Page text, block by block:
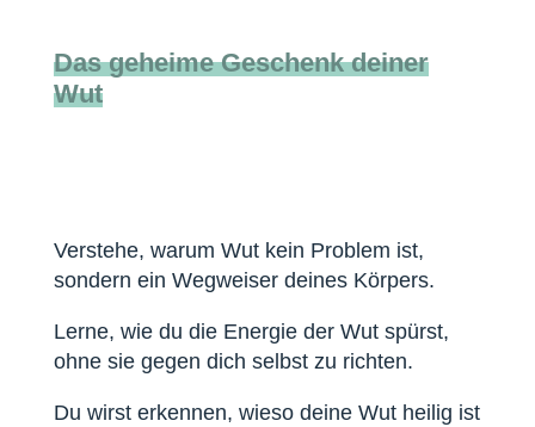
Das geheime Geschenk deiner
Wut
Verstehe, warum Wut kein Problem ist,
sondern ein Wegweiser deines Körpers.
Lerne, wie du die Energie der Wut spürst,
ohne sie gegen dich selbst zu richten.
Du wirst erkennen, wieso deine Wut heilig ist